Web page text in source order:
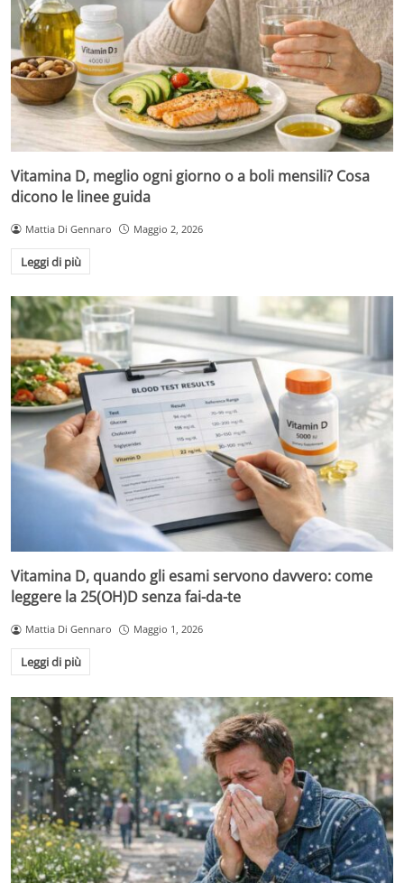
Vitamina D, meglio ogni giorno o a boli mensili? Cosa
dicono le linee guida
Mattia Di Gennaro Maggio 2, 2026
Leggi di più
Vitamina D, quando gli esami servono davvero: come
leggere la 25(OH)D senza fai-da-te
Mattia Di Gennaro Maggio 1, 2026
Leggi di più